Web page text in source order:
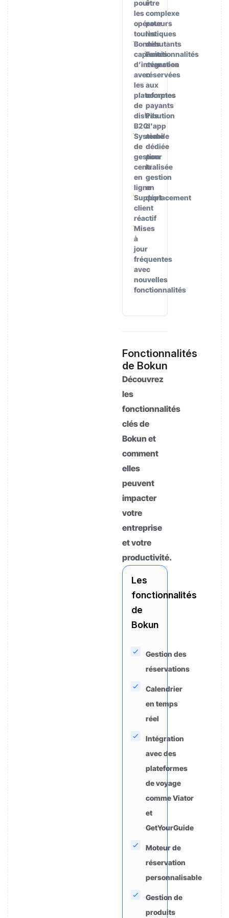
pour
les
opérateurs
touristiques
Bonnes
capacités
d’intégration
avec
les
plateformes
de
distribution
B2C
Système
de
gestion
centralisée
en
ligne
Support
client
réactif
Mises
à
jour
fréquentes
avec
nouvelles
fonctionnalités
être
complexe
pour
les
débutants
Fonctionnalités
avancées
réservées
aux
comptes
payants
Pas
d'app
mobile
dédiée
pour
la
gestion
en
déplacement
Fonctionnalités
de Bokun
Découvrez
les
fonctionnalités
clés de
Bokun et
comment
elles
peuvent
impacter
votre
entreprise
et votre
productivité.
Les
fonctionnalités
de
Bokun
Gestion des
réservations
Calendrier
en temps
réel
Intégration
avec des
plateformes
de voyage
comme Viator
et
GetYourGuide
Moteur de
réservation
personnalisable
Gestion de
produits